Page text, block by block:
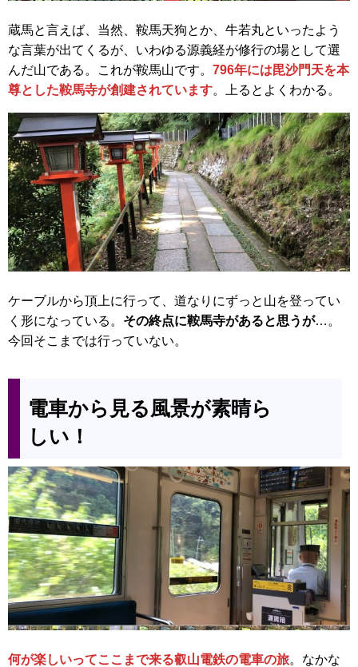
蔵馬と言えば、当然、鞍馬天狗とか、牛若丸といったよう
な言葉が出てくるが、いわゆる源義経が修行の場として選
んだ山である。これが鞍馬山です。 796年には毘沙門天を本
尊とした鞍馬寺が創建されています。上るとよくわかる。
ケーブルから頂上に行って、道なりにずっと山を登ってい
く形になっている。 その終点に鞍馬寺があると思うが…。
今回そこまでは行っていない。
電車から見る風景が素晴ら
しい！
何が楽しいってここまで来る叡山電鉄の電車の旅。なかな